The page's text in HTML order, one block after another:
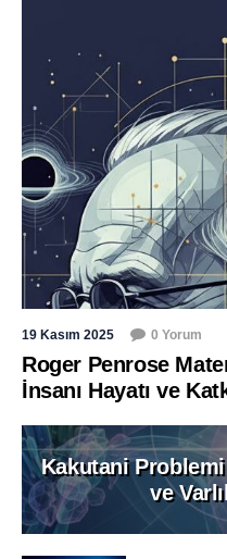
19 Kasım 2025 0 Yorum
Roger Penrose
İnsanı Hayatı ve
Kakutani
ve